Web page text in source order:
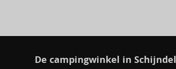
De campingwinkel in Schijndel